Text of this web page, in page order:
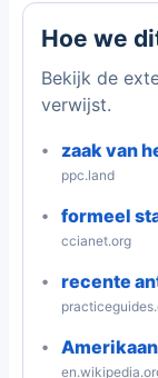
Hoe we
Bekijk de
verwijst.
zaak van
ppc.land
formeel
ccianet.org
recente